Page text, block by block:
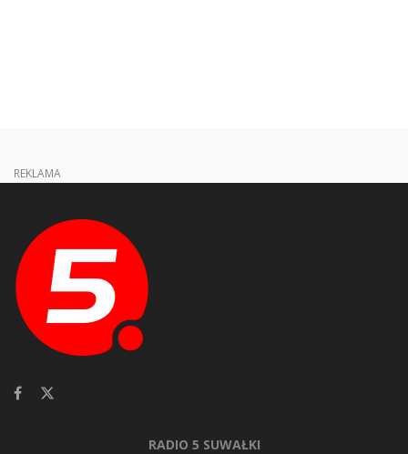
REKLAMA
RADIO 5 SUWAŁKI